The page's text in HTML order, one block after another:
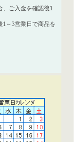
、ご入金を確認後1
～3営業日で商品を